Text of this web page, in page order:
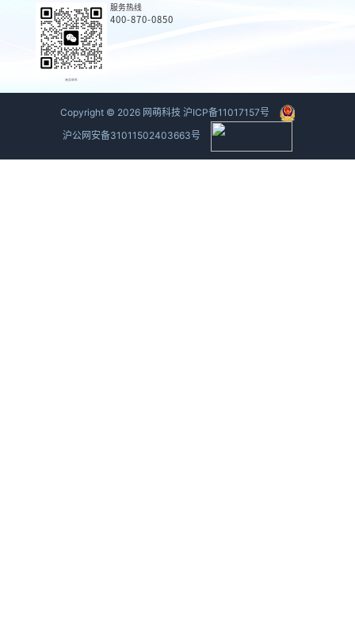
商务联系
服务热线
400-870-0850
Copyright © 2026 网萌科技 沪ICP备11017157号
沪公网安备31011502403663号